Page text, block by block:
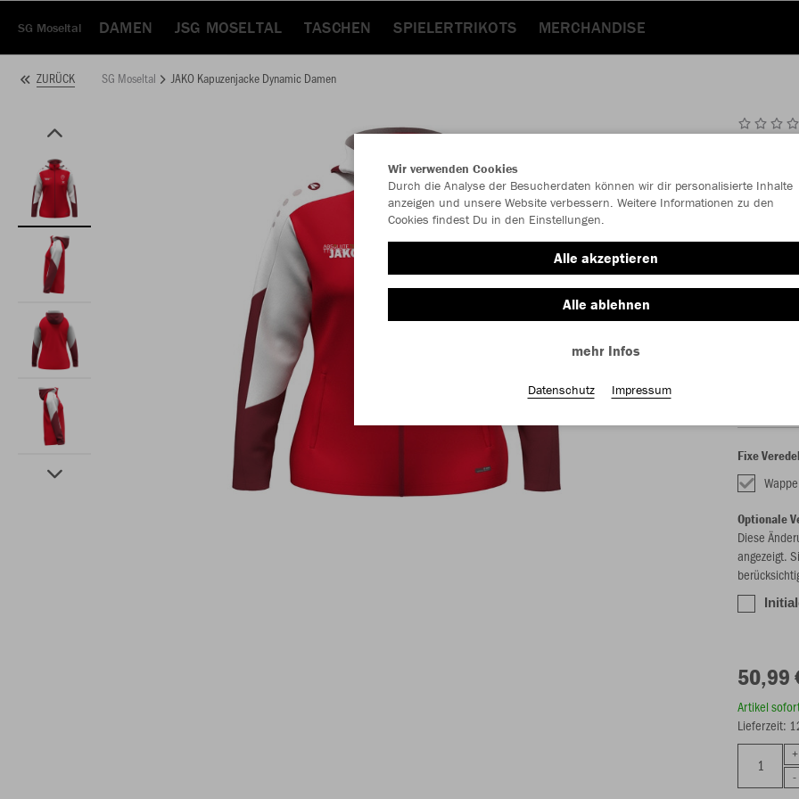
SG Moseltal DAMEN JSG MOSELTAL TASCHEN SPIELERTRIKOTS MERCHANDISE
ZURÜCK SG Moseltal JAKO Kapuzenjacke Dynamic Damen
Fixe
Optionale
Diese
angezeigt.
50,99
Artikel
Lieferzeit:
Wir verwenden Cookies
Durch die Analyse der Besucherdaten können wir dir personalisierte Inhalte
anzeigen und unsere Website verbessern. Weitere Informationen zu den
Cookies findest Du in den Einstellungen.
Alle akzeptieren
Alle ablehnen
mehr Infos
Datenschutz Impressum